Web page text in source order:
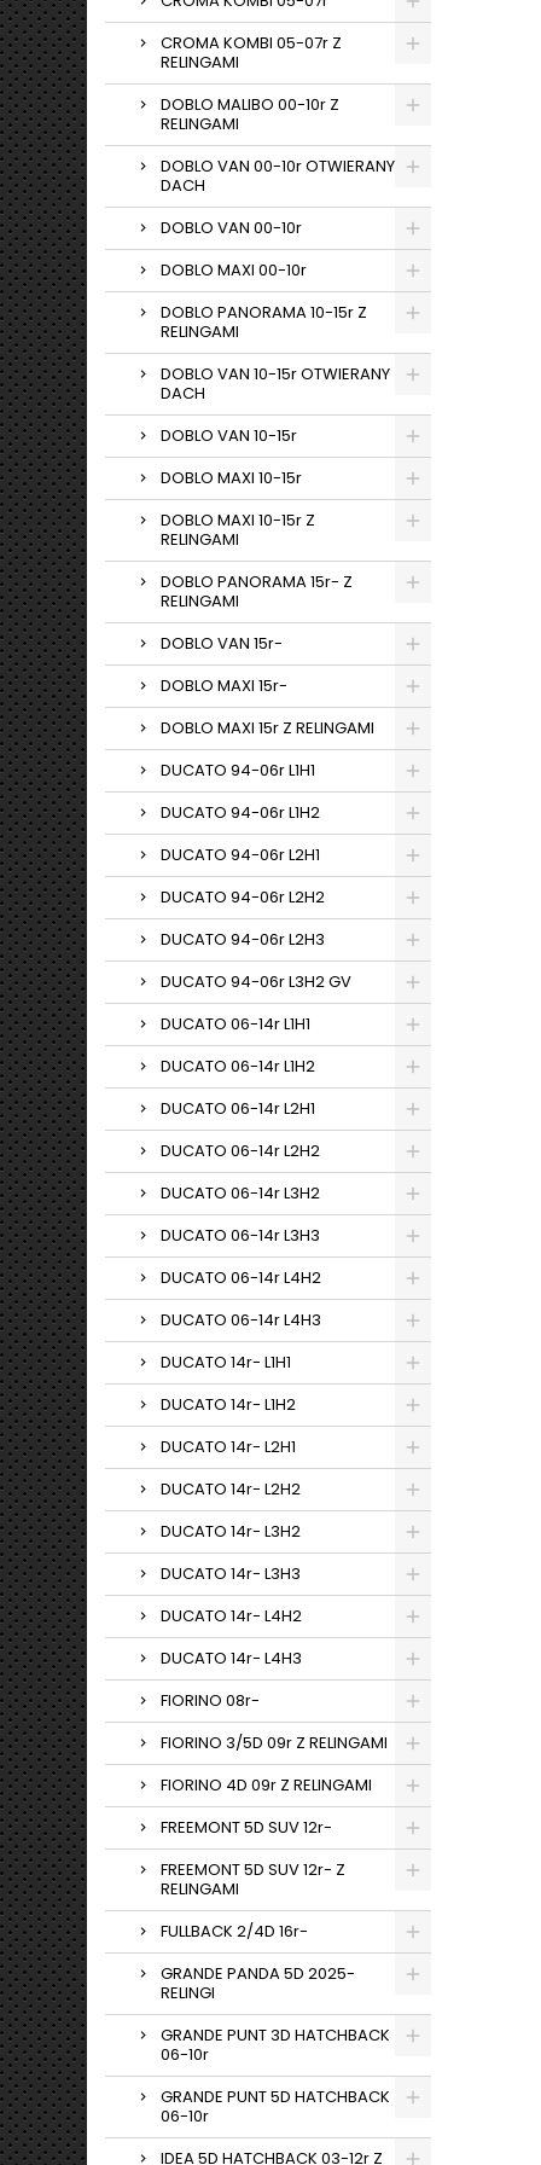
CROMA KOMBI 05-07r Z
RELINGAMI
DOBLO MALIBO 00-10r Z
RELINGAMI
DOBLO VAN 00-10r OTWIERANY
DACH
DOBLO VAN 00-10r
DOBLO MAXI 00-10r
DOBLO PANORAMA 10-15r Z
RELINGAMI
DOBLO VAN 10-15r OTWIERANY
DACH
DOBLO VAN 10-15r
DOBLO MAXI 10-15r
DOBLO MAXI 10-15r Z
RELINGAMI
DOBLO PANORAMA 15r- Z
RELINGAMI
DOBLO VAN 15r-
DOBLO MAXI 15r-
DOBLO MAXI 15r Z RELINGAMI
DUCATO 94-06r L1H1
DUCATO 94-06r L1H2
DUCATO 94-06r L2H1
DUCATO 94-06r L2H2
DUCATO 94-06r L2H3
DUCATO 94-06r L3H2 GV
DUCATO 06-14r L1H1
DUCATO 06-14r L1H2
DUCATO 06-14r L2H1
DUCATO 06-14r L2H2
DUCATO 06-14r L3H2
DUCATO 06-14r L3H3
DUCATO 06-14r L4H2
DUCATO 06-14r L4H3
DUCATO 14r- L1H1
DUCATO 14r- L1H2
DUCATO 14r- L2H1
DUCATO 14r- L2H2
DUCATO 14r- L3H2
DUCATO 14r- L3H3
DUCATO 14r- L4H2
DUCATO 14r- L4H3
FIORINO 08r-
FIORINO 3/5D 09r Z RELINGAMI
FIORINO 4D 09r Z RELINGAMI
FREEMONT 5D SUV 12r-
FREEMONT 5D SUV 12r- Z
RELINGAMI
FULLBACK 2/4D 16r-
GRANDE PANDA 5D 2025-
RELINGI
GRANDE PUNT 3D HATCHBACK
06-10r
GRANDE PUNT 5D HATCHBACK
06-10r
IDEA 5D HATCHBACK 03-12r Z